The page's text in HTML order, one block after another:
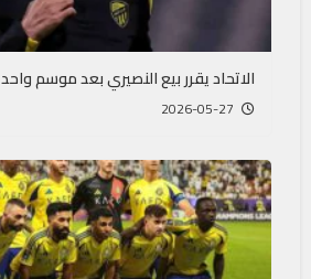
الاتحاد يقرر بيع النصيري بعد موسم واحد